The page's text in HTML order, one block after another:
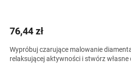
76,44 zł
Wypróbuj czarujące malowanie
relaksującej aktywności i stwórz własne